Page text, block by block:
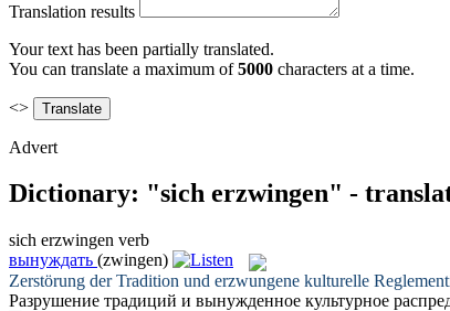
Translation results
Your text has been partially translated.
You can translate a maximum of5000 characters at a time.
<>
Advert
Dictionary: "sich erzwingen" -
sich erzwingen verb
вынуждать (zwingen)
Zerstörung der Tradition und erzwungene kulturelle
Разрушение традиций и вынужденное культурное